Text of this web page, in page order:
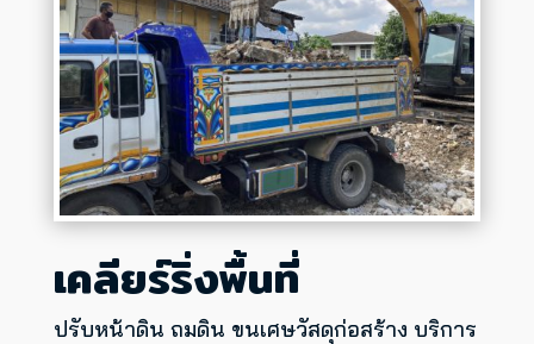
เคลียร์ริ่งพื้นที่
ปรับหน้าดิน ถมดิน ขนเศษวัสดุก่อสร้าง บริการ